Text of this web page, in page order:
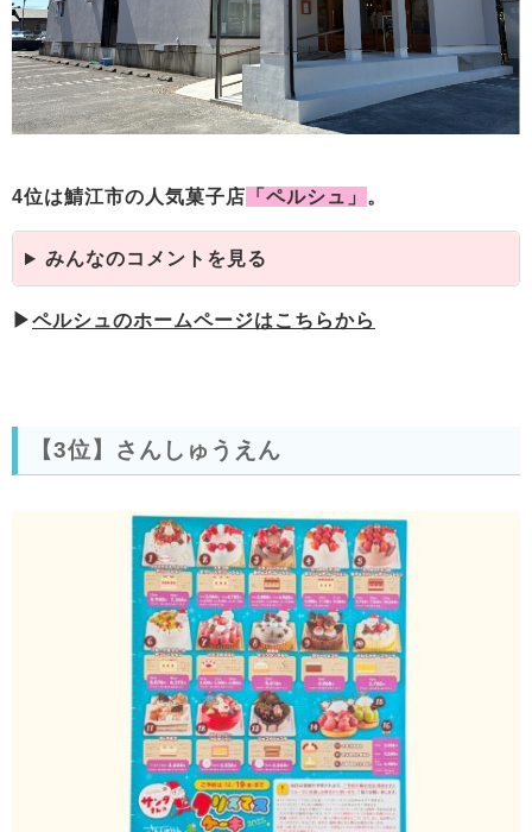
4位は鯖江市の人気菓子店 「ペルシュ」 。
みんなのコメントを見る
▶ペルシュのホームページはこちらから
【3位】さんしゅうえん